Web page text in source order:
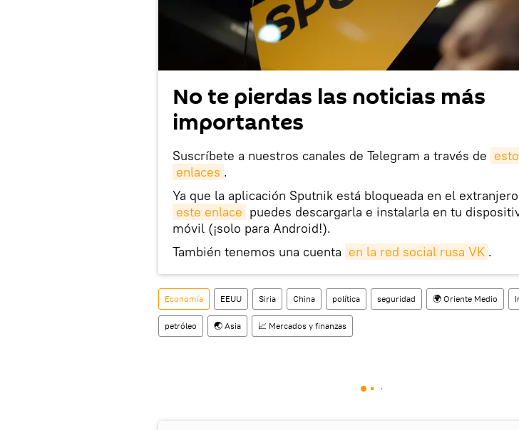
No te pierdas las noticias más
importantes
Suscríbete a nuestros canales de Telegram a través de
enlaces .
Ya que la aplicación Sputnik está bloqueada en el
este enlace puedes descargarla e instalarla en tu
móvil (¡solo para Android!).
También tenemos una cuenta en la red social rusa VK .
Economía EEUU Siria China política seguridad 🌍 Oriente Medio
petróleo 🌏 Asia 📈 Mercados y finanzas